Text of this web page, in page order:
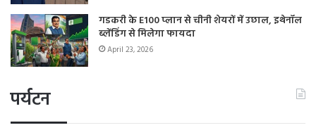
गडकरी के E100 प्लान से चीनी शेयरों में उछाल, इथेनॉल
ब्लेंडिंग से मिलेगा फायदा
April 23, 2026
पर्यटन